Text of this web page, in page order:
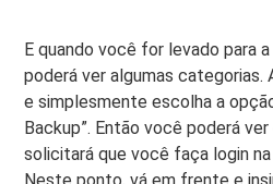
E quando você for levado para
poderá ver algumas categorias.
e simplesmente escolha a
Backup”. Então você poderá
solicitará que você faça login